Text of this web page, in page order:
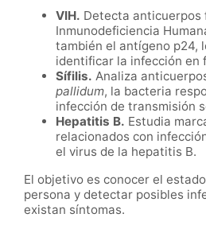
VIH. Detecta anticuerpos
Inmunodeficiencia
también el antígeno p24,
identificar la infección en
Sífilis. Analiza
pallidum, la bacteria
infección de transmisión
Hepatitis B. Estudia
relacionados con
el virus de la hepatitis B.
El objetivo es conocer el
persona y detectar posibles
existan síntomas.